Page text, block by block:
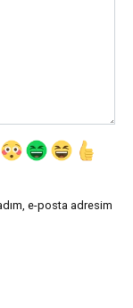
e-posta adresim